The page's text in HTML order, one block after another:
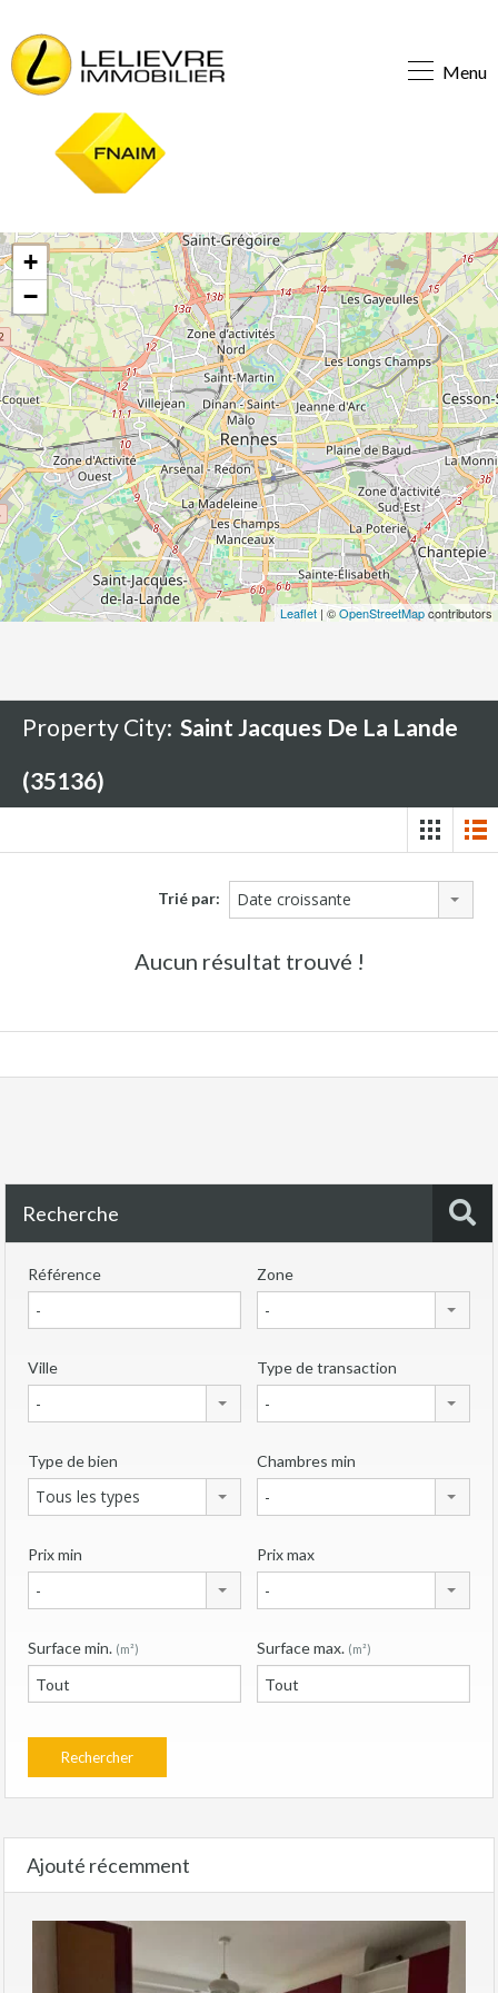
Menu
+
−
Leaflet | ©OpenStreetMapcontributors
Property City: Saint Jacques De La Lande
(35136)
Trié par: Date croissante
Aucun résultat trouvé !
Recherche
Référence Zone
-
Ville
-
Type de transaction
-
Type de bien
Tous les types
Chambres min
-
Prix min
-
Prix max
-
Surface min. (m²) Surface max. (m²)
Ajouté récemment